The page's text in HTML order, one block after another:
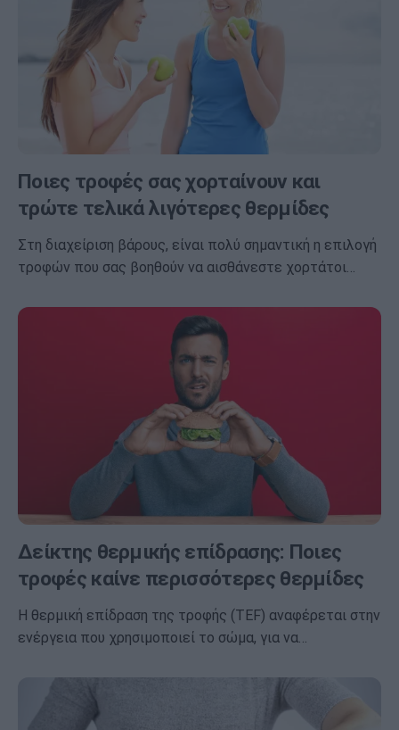
Ποιες τροφές σας χορταίνουν και
τρώτε τελικά λιγότερες θερμίδες
Στη διαχείριση βάρους, είναι πολύ σημαντική η επιλογή
τροφών που σας βοηθούν να αισθάνεστε χορτάτοι…
Δείκτης θερμικής επίδρασης: Ποιες
τροφές καίνε περισσότερες θερμίδες
Η θερμική επίδραση της τροφής (TEF) αναφέρεται στην
ενέργεια που χρησιμοποιεί το σώμα, για να…